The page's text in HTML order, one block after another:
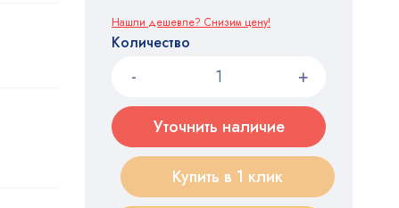
Нашли дешевле? Снизим цену!
Количество
Уточнить наличие
Купить в 1 клик